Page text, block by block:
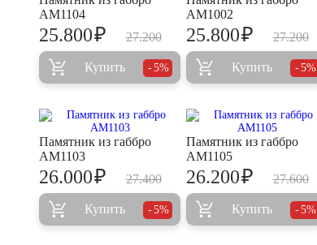
AM1104
27.200
25.800₽
Купить 5%
AM1002
27.200
25.800₽
Купить 5%
Памятник из габбро
AM1103
27.400
26.000₽
Купить 5%
Памятник из габбро
AM1105
27.600
26.200₽
Купить 5%